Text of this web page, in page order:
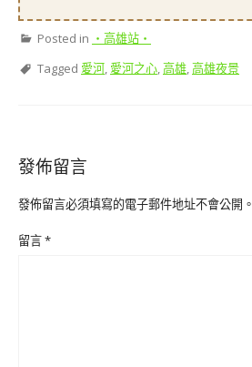
Posted in ‧高雄站‧
Tagged 愛河, 愛河之心,高雄,高雄夜景
發佈留言
發佈留言必須填寫的電子郵件地址不會公開。
留言*